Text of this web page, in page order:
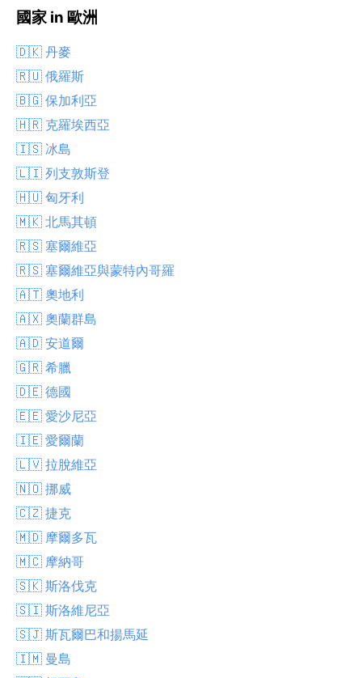
國家 in 歐洲
🇩🇰 丹麥
🇷🇺 俄羅斯
🇧🇬 保加利亞
🇭🇷 克羅埃西亞
🇮🇸 冰島
🇱🇮 列支敦斯登
🇭🇺 匈牙利
🇲🇰 北馬其頓
🇷🇸 塞爾維亞
🇷🇸 塞爾維亞與蒙特內哥羅
🇦🇹 奧地利
🇦🇽 奧蘭群島
🇦🇩 安道爾
🇬🇷 希臘
🇩🇪 德國
🇪🇪 愛沙尼亞
🇮🇪 愛爾蘭
🇱🇻 拉脫維亞
🇳🇴 挪威
🇨🇿 捷克
🇲🇩 摩爾多瓦
🇲🇨 摩納哥
🇸🇰 斯洛伐克
🇸🇮 斯洛維尼亞
🇸🇯 斯瓦爾巴和揚馬延
🇮🇲 曼島